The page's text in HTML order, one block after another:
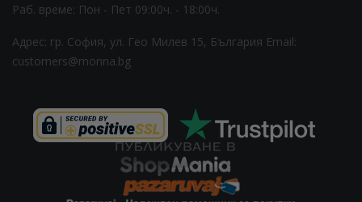
Раб. време: Пoн - Пет 09:00ч. - 18:00ч.
Адрес: гр. София, ул. Гео Милев 15, България Email:
customers@monna.bg